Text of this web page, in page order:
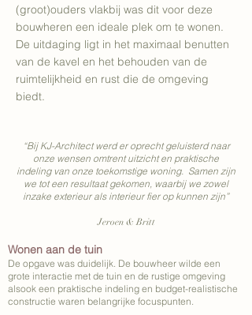
(groot)ouders vlakbij was dit voor deze
bouwheren een ideale plek om te wonen.
De uitdaging ligt in het maximaal benutten
van de kavel en het behouden van de
ruimtelijkheid en rust die de omgeving
biedt.
“Bij KJ-Architect werd er oprecht geluisterd naar
onze wensen omtrent uitzicht en praktische
indeling van onze toekomstige woning. Samen zijn
we tot een resultaat gekomen, waarbij we zowel
inzake exterieur als interieur fier op kunnen zijn”
Jeroen & Britt
Wonen aan de tuin
De opgave was duidelijk. De bouwheer wilde een
grote interactie met de tuin en de rustige omgeving
alsook een praktische indeling en budget-realistische
constructie waren belangrijke focuspunten.